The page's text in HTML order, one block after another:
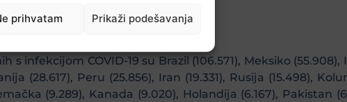
prihvatam Prikaži podešavanja
(114.532) i Kazahstan (102.287).
infekcijom COVID-19 su Brazil (106.571), Meksiko (55.908),
(28.617), Peru (25.856), Iran (19.331), Rusija (15.498),
(9.289), Kanada (9.020), Holandija (6.167), Pakistan